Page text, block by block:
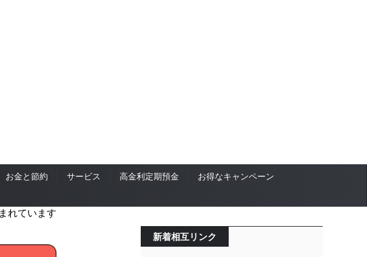
お金と節約 サービス 高金利定期預金
お得なキャンペーン
れています
新着相互リンク